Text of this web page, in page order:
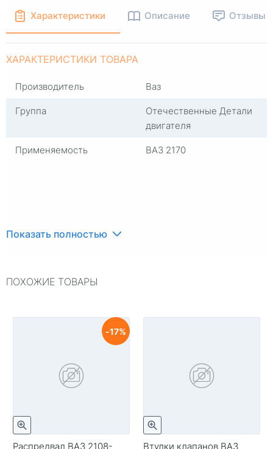
Характеристики Описание Отзывы
ХАРАКТЕРИСТИКИ ТОВАРА
Производитель
Ваз
Группа
Отечественные Детали
двигателя
Применяемость
ВАЗ 2170
Показать полностью
ПОХОЖИЕ ТОВАРЫ
Распредвал ВАЗ 2108-
17
Втулки клапанов ВАЗ